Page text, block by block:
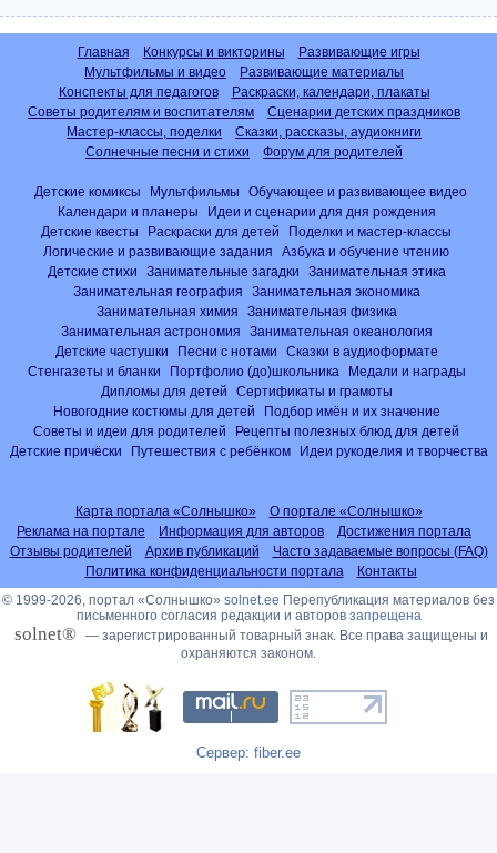
Главная Конкурсы и викторины
Развивающие игры
Мультфильмы и видео
Развивающие материалы
Конспекты для педагогов
Раскраски, календари, плакаты
Советы родителям и воспитателям
Сценарии детских праздников
Мастер-классы, поделки
Сказки, рассказы, аудиокниги
Солнечные песни и стихи
Форум для родителей
Детские комиксы Мультфильмы
Обучающее и развивающее видео
Календари и планеры
Идеи и сценарии для дня рождения
Детские квесты
Раскраски для детей
Поделки и мастер-классы
Логические и развивающие задания
Азбука и обучение чтению
Детские стихи
Занимательные загадки
Занимательная этика
Занимательная география
Занимательная экономика
Занимательная химия
Занимательная физика
Занимательная астрономия
Занимательная океанология
Детские частушки
Песни с нотами
Сказки в аудиоформате
Стенгазеты и бланки
Портфолио (до)школьника
Медали и награды
Дипломы для детей
Сертификаты и грамоты
Новогодние костюмы для детей
Подбор имён и их значение
Советы и идеи для родителей
Рецепты полезных блюд для детей
Детские причёски
Путешествия с ребёнком Идеи рукоделия и творчества
Карта портала «Солнышко»
О портале «Солнышко»
Реклама на портале
Информация для авторов
Достижения портала
Отзывы родителей
Архив публикаций
Часто задаваемые вопросы (FAQ)
Политика конфиденциальности портала
Контакты
© 1999-2026, портал «Солнышко» solnet.ee Перепубликация материалов без
письменного согласия редакции и авторов запрещена
solnet® — зарегистрированный товарный знак. Все права защищены и
охраняются законом.
Сервер: fiber.ee